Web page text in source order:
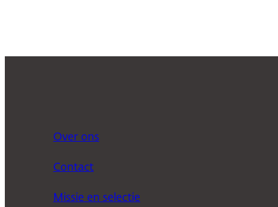
Over ons
Contact
Missie en selectie